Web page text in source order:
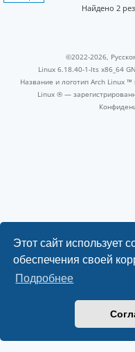
Этот сайт использует
обеспечения своей
Подробнее
Найдено 2
©2022-2026,
Linux 6.18.40-1-lts x86_64
Название и логотип Arch Linux
Linux ® —